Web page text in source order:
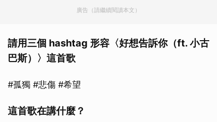
廣告（請繼續閱讀本文）
請用三個 hashtag 形容〈好想告訴你（ft. 小古
巴斯）〉這首歌
#孤獨 #悲傷 #希望
這首歌在講什麼？